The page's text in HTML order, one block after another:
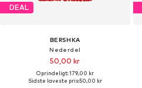
DEAL
BERSHKA
Nederdel
50,00 kr
Oprindeligt: 179,00 kr
Sidste laveste pris:50,00 kr